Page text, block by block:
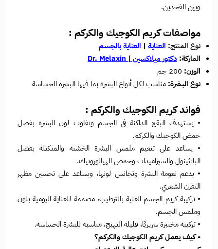
وبين الفخذين.
مواصفات كريم الكوجيك والكركم :
نوع المنتج: العناية | العناية بالجسم
الماركة: دكتور ميلاكسين | Dr. Melaxin
الوزن:
نوع البشرة: مناسب لكل أنواع البشرة بما فيها البشرة الحساسة
فوائد كريم الكوجيك والكركم :
• يستهدف البقع الداكنة في الجسم وتفاوت لون البشرة بفضل
حمض الكوجيك والكركم.
• يساعد على تنعيم ملمس البشرة الخشنة والمتكتلة بفضل
البانثينول والسيراميدات وحمض الهيالورونيك.
• يدعم نعومة البشرة وتجانس لونها، ويساعد على تحسين مظهر
التقرن الشعري.
• تركيبة كريم الجسم الغنية بالترطيب، مصممة للعناية اليومية بلون
وملمس الجسم.
• تركيبة مختبرة سريريًا، قليلة التهيج، مناسبة للبشرة الحساسة.
• كيف يعمل كريم الكوجيك والكركم؟